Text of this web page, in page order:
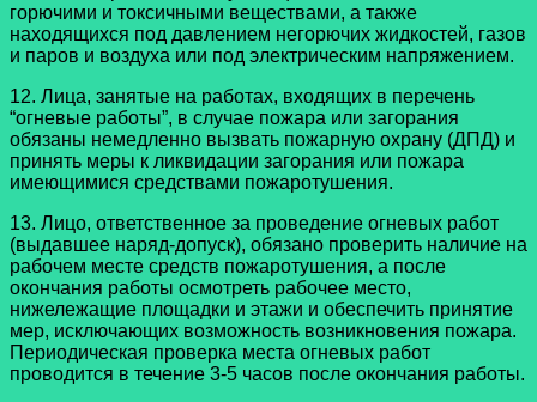
горючими и токсичными веществами, а также
находящихся под давлением негорючих жидкостей, газов
и паров и воздуха или под электрическим напряжением.
12. Лица, занятые на работах, входящих в перечень
“огневые работы”, в случае пожара или загорания
обязаны немедленно вызвать пожарную охрану (ДПД) и
принять меры к ликвидации загорания или пожара
имеющимися средствами пожаротушения.
13. Лицо, ответственное за проведение огневых работ
(выдавшее наряд-допуск), обязано проверить наличие на
рабочем месте средств пожаротушения, а после
окончания работы осмотреть рабочее место,
нижележащие площадки и этажи и обеспечить принятие
мер, исключающих возможность возникновения пожара.
Периодическая проверка места огневых работ
проводится в течение 3-5 часов после окончания работы.